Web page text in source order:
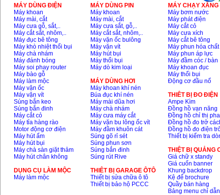
Price :2250000
MÁY DÙNG ĐIỆN
Máy khoan
Máy mài, cắt
Máy cưa gỗ, sắt,..
Máy cắt sắt, nhôm,..
Máy đục bê tông
Máy khò nhiệt thổi bụi
Máy chà nhám
Máy đánh bóng
Máy soi phay router
Máy bào gỗ
Máy làm mộc
Máy vặn ốc
Máy vặn vít
Súng bắn keo
Súng bắn đinh
Máy cắt cỏ
Máy tỉa hàng rào
Motor động cơ điện
Máy hút ẩm
Máy hút bụi
Máy chà sàn giặt thảm
Máy hút chân không
DỤNG CỤ LÀM MỘC
Máy làm mộc
MÁY DÙNG PIN
Máy khoan
Máy mài, cắt
Máy cưa sắt, gỗ,..
Máy cắt sắt, nhôm,..
Máy vặn ốc bulông
Máy vặn vít
Máy hút bụi
Máy thổi bụi
Máy dò kim loại
MÁY DÙNG HƠI
Máy khoan khí nén
Búa đục khí nén
Máy mài dũa hơi
Máy chà nhám
Máy cưa máy cắt
Máy vặn bu lông ốc vít
Máy đầm khuôn cát
Súng gõ rỉ sét
Súng phun sơn
Súng bắn đinh
Súng rút Rive
THIÊT BỊ GARAGE ÔTÔ
Thiết bị sửa chữa ô tô
Thiết bị bảo hộ PCCC
MÁY CHẠY
Máy bơm nước
Máy phát điện
Máy cắt cỏ
Máy cưa xích
Máy cắt bê tông
Máy phun hóa chất
Máy phun áp lực
Máy đầm cóc / bàn
Máy khoan đục
Máy thổi bụi
Động cơ đầu nổ
THIÊT BỊ ĐO ĐIỆN
Ampe Kìm
Đồng hồ vạn năng
Đồng hồ chỉ thị pha
Đồng hồ đo trở
Đồng hồ đo điện
Thiết bị kiểm tra
THIỆT BỊ QUẢNG
Giá chữ x standy
Giá cuốn banner
Khung backdrop
Kệ để brochure
Quầy bán hàng
Bảng menu chỉ dẫn